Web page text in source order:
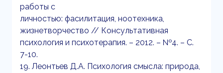
работы с
личностью: фасилитация, ноотехника,
жизнетворчество // Консультативная
психология и психотерапия. – 2012. – №4. – С.
7-10.
19. Леонтьев Д.А. Психология смысла: природа,